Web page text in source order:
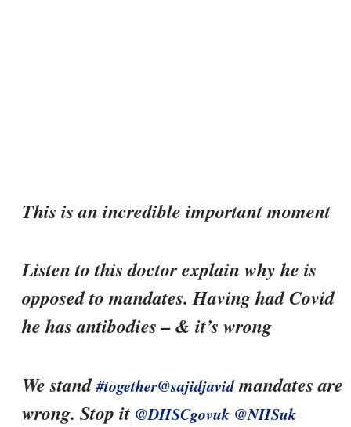
This is an incredible important moment
Listen to this doctor explain why he is
opposed to mandates. Having had Covid
he has antibodies – & it’s wrong
We stand#together@sajidjavidmandates are
wrong. Stop it @DHSCgovuk @NHSuk